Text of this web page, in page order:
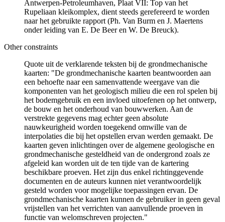
Antwerpen-Petroleumhaven, Plaat VII: Top van het
Rupeliaan kleikomplex, dient steeds gerefereerd te worden
naar het gebruikte rapport (Ph. Van Burm en J. Maertens
onder leiding van E. De Beer en W. De Breuck).
Other constraints
Quote uit de verklarende teksten bij de grondmechanische
kaarten: "De grondmechanische kaarten beantwoorden aan
een behoefte naar een samenvattende weergave van die
komponenten van het geologisch milieu die een rol spelen bij
het bodemgebruik en een invloed uitoefenen op het ontwerp,
de bouw en het onderhoud van bouwwerken. Aan de
verstrekte gegevens mag echter geen absolute
nauwkeurigheid worden toegekend omwille van de
interpolaties die bij het opstellen ervan werden gemaakt. De
kaarten geven inlichtingen over de algemene geologische en
grondmechanische gesteldheid van de ondergrond zoals ze
afgeleid kan worden uit de ten tijde van de kartering
beschikbare proeven. Het zijn dus enkel richtinggevende
documenten en de auteurs kunnen niet verantwoordelijk
gesteld worden voor mogelijke toepassingen ervan. De
grondmechanische kaarten kunnen de gebruiker in geen geval
vrijstellen van het verrichten van aanvullende proeven in
functie van welomschreven projecten."